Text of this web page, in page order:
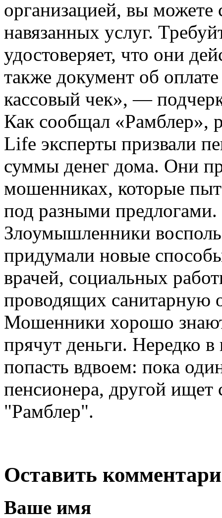
организацией, вы можете
навязанных услуг.
удостоверяет, что они
также документ об
кассовый чек», —
Как сообщал «Рамблер»,
Life эксперты призвали
суммы денег дома. Они
мошенниках, которые
под разными предлогами.
Злоумышленники
придумали новые
врачей, социальных
проводящих санитарную
Мошенники хорошо
прячут деньги. Нередко
попасть вдвоем: пока
пенсионера, другой
"Рамблер".
Оставить
Ваше имя